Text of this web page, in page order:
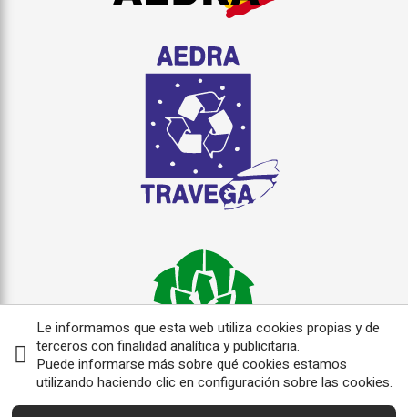
Le informamos que esta web utiliza cookies propias y de
terceros con finalidad analítica y publicitaria.
Puede informarse más sobre qué cookies estamos
utilizando haciendo clic en configuración sobre las cookies.